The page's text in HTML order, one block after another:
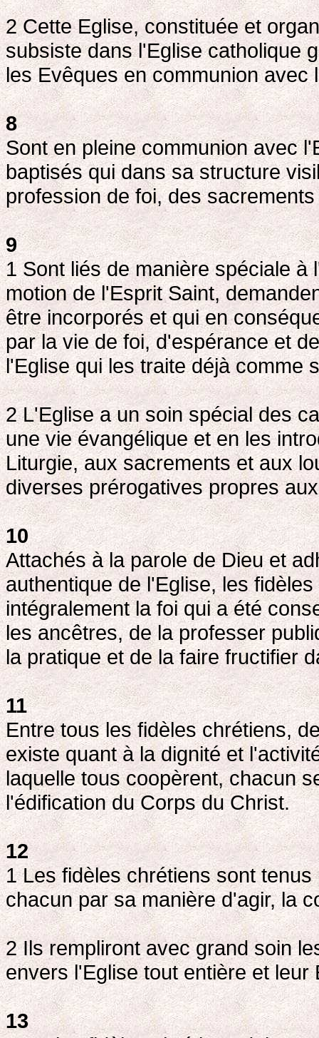
2 Cette Eglise, constituée et
subsiste dans l'Eglise catholique
les Evêques en communion avec
8
Sont en pleine communion avec
baptisés qui dans sa structure
profession de foi, des
9
1 Sont liés de manière spéciale
motion de l'Esprit Saint,
être incorporés et qui en
par la vie de foi, d'espérance et
l'Eglise qui les traite déjà comme
2 L'Eglise a un soin spécial des
une vie évangélique et en les
Liturgie, aux sacrements et aux
diverses prérogatives propres
10
Attachés à la parole de Dieu et
authentique de l'Eglise, les
intégralement la foi qui a été
les ancêtres, de la professer
la pratique et de la faire fructifier
11
Entre tous les fidèles chrétiens,
existe quant à la dignité et
laquelle tous coopèrent, chacun
l'édification du Corps du Christ.
12
1 Les fidèles chrétiens sont
chacun par sa manière d'agir, la
2 Ils rempliront avec grand soin
envers l'Eglise tout entière et leur
13